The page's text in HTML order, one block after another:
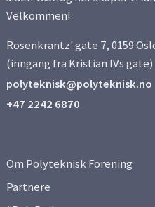
Velkommen!
Rosenkrantz' gate 7, 0159
(inngang fra Kristian IVs gate)
polyteknisk@polyteknisk.no
+47 2242 6870
Om Polyteknisk Forening
Partnere